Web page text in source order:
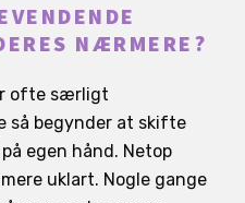
NÆRMERE?
ofte særligt
så begynder at skifte
egen hånd. Netop
uklart. Nogle gange